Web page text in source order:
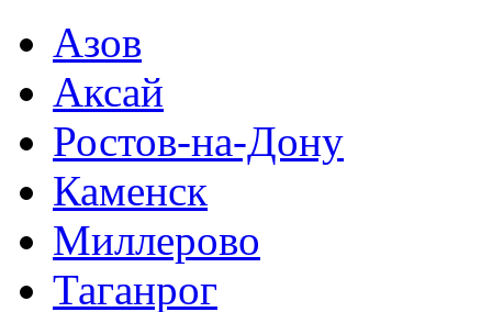
Азов
Аксай
Ростов-на-Дону
Каменск
Миллерово
Таганрог